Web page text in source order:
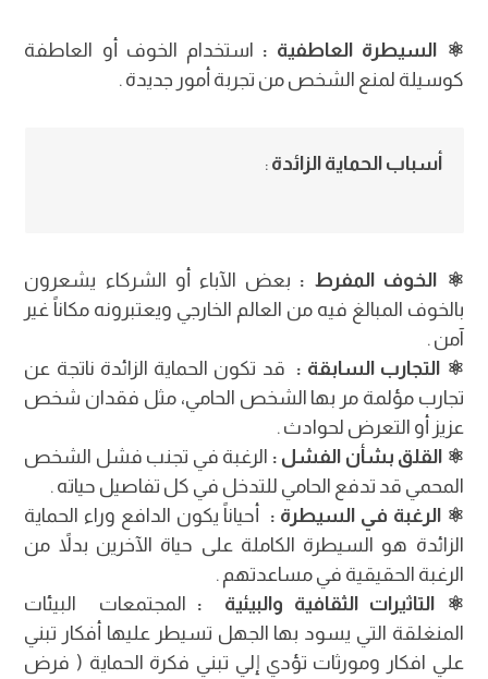
⚛︎ السيطرة العاطفية : استخدام الخوف أو العاطفة
كوسيلة لمنع الشخص من تجربة أمور جديدة .
أسباب الحماية الزائدة :
⚛︎ الخوف المفرط : بعض الآباء أو الشركاء يشعرون
بالخوف المبالغ فيه من العالم الخارجي ويعتبرونه مكاناً غير
آمن .
⚛︎ التجارب السابقة : قد تكون الحماية الزائدة ناتجة عن
تجارب مؤلمة مر بها الشخص الحامي، مثل فقدان شخص
عزيز أو التعرض لحوادث .
⚛︎ القلق بشأن الفشل : الرغبة في تجنب فشل الشخص
المحمي قد تدفع الحامي للتدخل في كل تفاصيل حياته .
⚛︎ الرغبة في السيطرة : أحياناً يكون الدافع وراء الحماية
الزائدة هو السيطرة الكاملة على حياة الآخرين بدلاً من
الرغبة الحقيقية في مساعدتهم .
⚛︎ التاثيرات الثقافية والبيئية : المجتمعات البيئات
المنغلقة التي يسود بها الجهل تسيطر عليها أفكار تبني
علي افكار ومورثات تؤدي إلي تبني فكرة الحماية ( فرض